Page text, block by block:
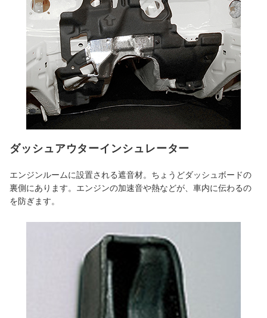
ダッシュアウターインシュレーター
エンジンルームに設置される遮音材。ちょうどダッシュボードの
裏側にあります。エンジンの加速音や熱などが、車内に伝わるの
を防ぎます。